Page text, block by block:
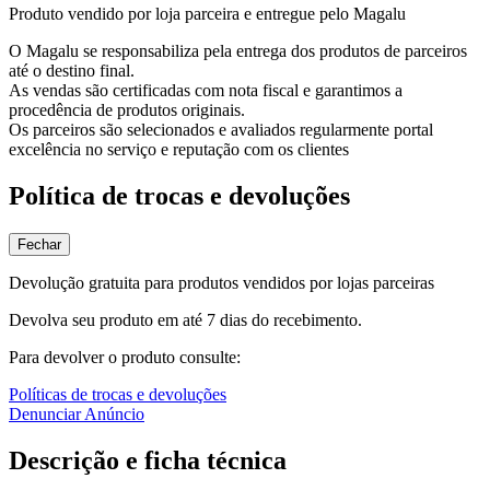
Produto vendido por loja parceira e entregue pelo Magalu
O Magalu se responsabiliza pela entrega dos produtos de parceiros
até o destino final.
As vendas são certificadas com nota fiscal e garantimos a
procedência de produtos originais.
Os parceiros são selecionados e avaliados regularmente portal
excelência no serviço e reputação com os clientes
Política de trocas e devoluções
Fechar
Devolução gratuita para produtos vendidos por lojas parceiras
Devolva seu produto em até 7 dias do recebimento.
Para devolver o produto consulte:
Políticas de trocas e devoluções
Denunciar Anúncio
Descrição e ficha técnica